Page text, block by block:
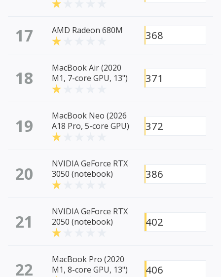
17 AMD Radeon 680M 368
18
MacBook Air (2020
M1, 7-core GPU, 13")
371
19
MacBook Neo (2026
A18 Pro, 5-core GPU)
372
20
NVIDIA GeForce RTX
3050 (notebook)
386
21
NVIDIA GeForce RTX
2050 (notebook)
402
22
MacBook Pro (2020
M1, 8-core GPU, 13")
406